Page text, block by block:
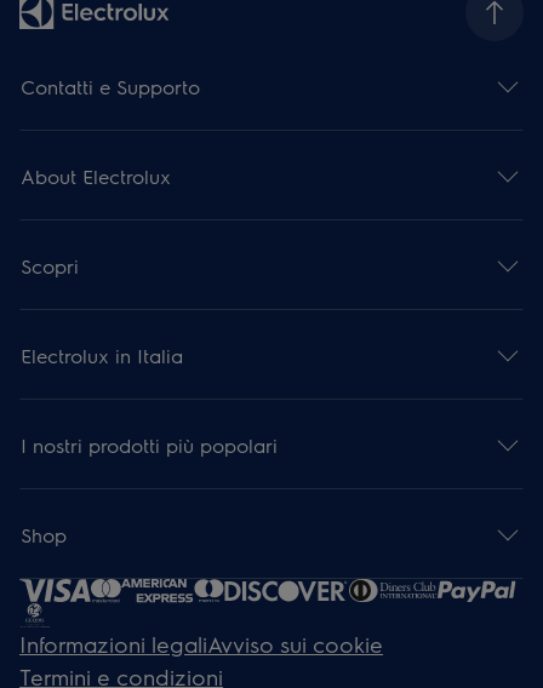
Contatti e Supporto
About Electrolux
Scopri
Electrolux in Italia
I nostri prodotti più popolari
Shop
Informazioni legaliAvviso sui cookie
Termini e condizioni